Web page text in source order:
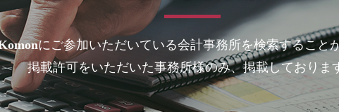
にご参加いただいている会計事務所を検索すること
掲載許可をいただいた事務所様のみ、掲載しておりま